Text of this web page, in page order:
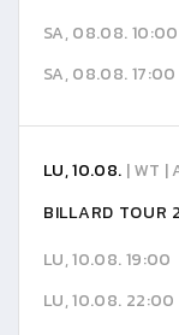
SA, 08.08. 10:00
SA, 08.08. 17:00
LU, 10.08. | WT |
BILLARD TOUR
LU, 10.08. 19:00
LU, 10.08. 22:00